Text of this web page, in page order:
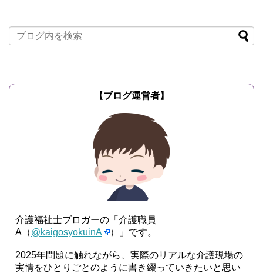
厚労省が介護職員の処遇を改善するため
に「勤続10年以上の介護福祉士に月8万
【ブログ運営者】
介護福祉士ブロガーの「介護職員
A（@kaigosyokuinA ）」です。
2025年問題に触れながら、実際のリアルな介護現場の
実情をひとりごとのように書き綴っていきたいと思い